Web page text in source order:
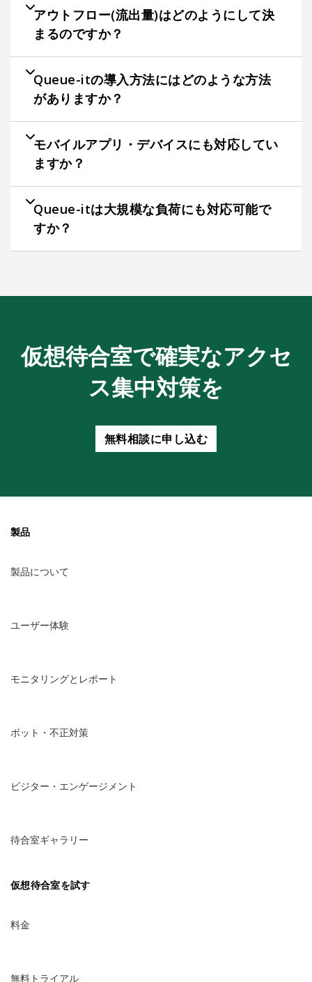
アウトフロー(流出量)はどのようにして決
まるのですか？
Queue-itの導入方法にはどのような方法
がありますか？
モバイルアプリ・デバイスにも対応してい
ますか？
Queue-itは大規模な負荷にも対応可能で
すか？
仮想待合室で確実なアクセ
ス集中対策を
無料相談に申し込む
製品
製品について
ユーザー体験
モニタリングとレポート
ボット・不正対策
ビジター・エンゲージメント
待合室ギャラリー
仮想待合室を試す
料金
無料トライアル